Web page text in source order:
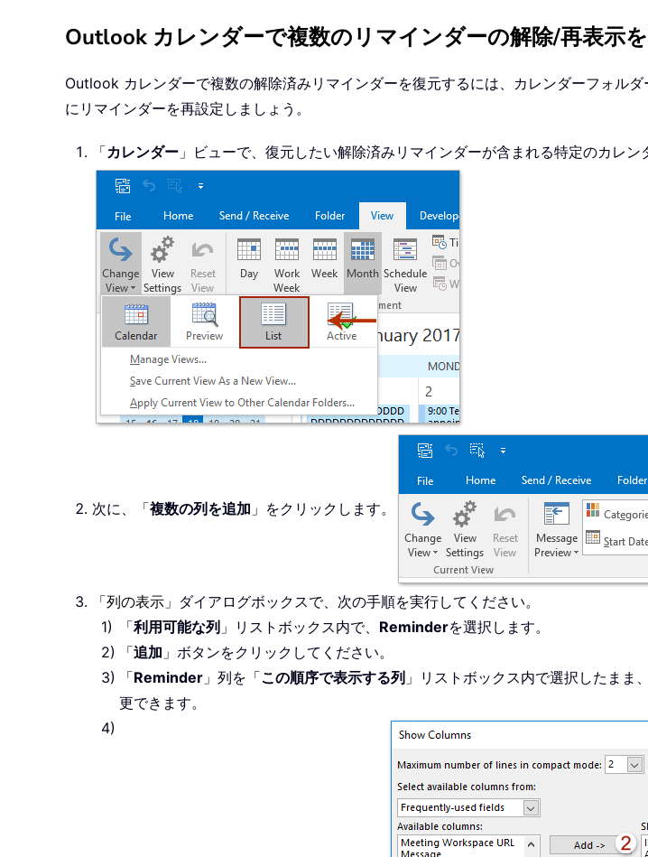
Outlook カレンダーで複数のリマインダーの解除/再表示
Outlook カレンダーで複数の解除済みリマインダーを復元するには、カレンダーフォルダ
にリマインダーを再設定しましょう。
「カレンダー 」ビューで、復元したい解除済みリマインダーが含まれる特定のカレ
次に、「複数の列を追加 」をクリックします。
「列の表示 」ダイアログボックスで、次の手順を実行してください。
「利用可能な列 」リストボックス内で、 Reminderを選択します。
「追加 」ボタンをクリックしてください。
「Reminder 」列を「この順序で表示する列 」リストボックス内で選択したまま
更できます。